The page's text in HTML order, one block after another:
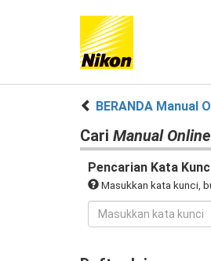
BERANDA Manual
Cari Manual Online
Pencarian Kata
Masukkan kata kunci,